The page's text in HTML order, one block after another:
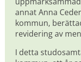
annat Anna
kommun,
revidering av
I detta